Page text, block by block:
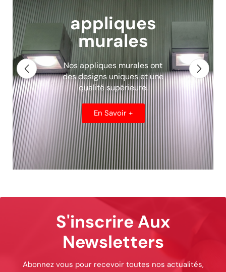
Luminaires
de balisage
Pour un balisage esthétique
et moderne
S'inscrire Aux
Newsletters
Abonnez vous pour recevoir toutes nos actualités,